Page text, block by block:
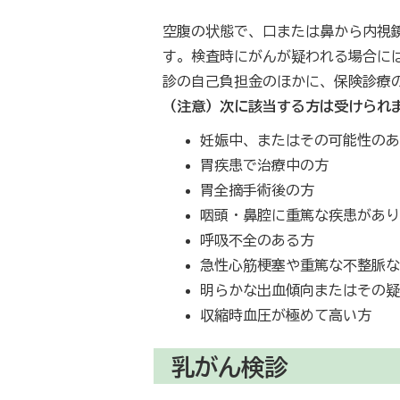
空腹の状態で、口または鼻から内視
す。検査時にがんが疑われる場合に
診の自己負担金のほかに、保険診療
（注意）次に該当する方は受けられ
妊娠中、またはその可能性の
胃疾患で治療中の方
胃全摘手術後の方
咽頭・鼻腔に重篤な疾患があ
呼吸不全のある方
急性心筋梗塞や重篤な不整脈
明らかな出血傾向またはその
収縮時血圧が極めて高い方
乳がん検診